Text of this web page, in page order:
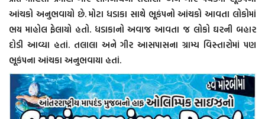
આંચકો અનુભવાયો છે. મોટા ધડાકા સાથે ભૂકંપનો આંચકો આવતા લોકોમાં
ભય માહોલ ફેલાયો હતો. ધડાકાનો અવાજ આવતા જ લોકો ઘરની બહાર
દોડી આવ્યા હતાં. તલાલા અને ગીર આસપાસના ગ્રામ્ય વિસ્તારોમાં પણ
ભૂકંપના આંચકા અનુભવાયા હતાં.